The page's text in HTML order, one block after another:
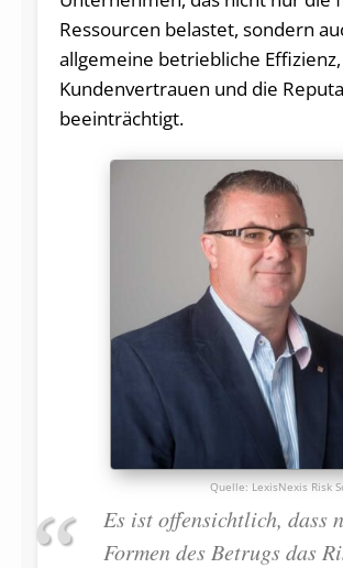
Ressourcen belastet, sondern
allgemeine betriebliche
Kundenvertrauen und die
beeinträchtigt.
LexisNexis Risk
Es ist of­fen­sicht­lich, dass
For­men des Be­trugs das